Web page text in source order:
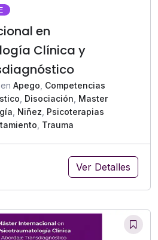
en
Clínica y
en Apego Competencias
Disociación Master
Niñez Psicoterapias
Trauma
Ver Detalles